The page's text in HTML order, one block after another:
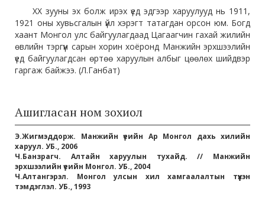
ХХ зууны эх болж ирэх үед эдгээр харуулууд нь 1911,
1921 оны хувьсгалын үйл хэрэгт татагдан орсон юм. Богд
хаант Монгол улс байгуулагдаад Цагаагчин гахай жилийн
өвлийн тэргүүн сарын хорин хоёронд Манжийн эрхшээлийн
үед байгуулагдсан өртөө харуулын албыг цөөлөх шийдвэр
гаргаж байжээ. (Л.Ганбат)
Ашигласан ном зохиол
Э.Жигмэддорж. Манжийн үеийн Ар Монгол дахь хилийн
харуул. УБ., 2006
Ч.Банзрагч. Алтайн харуулын тухайд. // Манжийн
эрхшээлийн үеийн Монгол. УБ., 2004
Ч.Алтангэрэл. Монгол улсын хил хамгаалалтын түүхэн
тэмдэглэл. УБ., 1993